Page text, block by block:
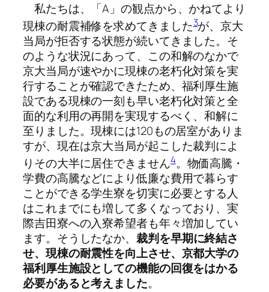
私たちは、「A」の観点から、かねてより
現棟の耐震補修を求めてきました3が、京大
当局が拒否する状態が続いてきました。そ
のような状況にあって、この和解のなかで
京大当局が速やかに現棟の老朽化対策を実
行することが確認できたため、福利厚生施
設である現棟の一刻も早い老朽化対策と全
面的な利用の再開を実現するべく、和解に
至りました。現棟には120もの居室がありま
すが、現在は京大当局が起こした裁判によ
りその大半に居住できません4。物価高騰・
学費の高騰などにより低廉な費用で暮らす
ことができる学生寮を切実に必要とする人
はこれまでにも増して多くなっており、実
際吉田寮への入寮希望者も年々増加してい
ます。そうしたなか、 裁判を早期に終結さ
せ、現棟の耐震性を向上させ、京都大学の
福利厚生施設としての機能の回復をはかる
必要があると考えました。